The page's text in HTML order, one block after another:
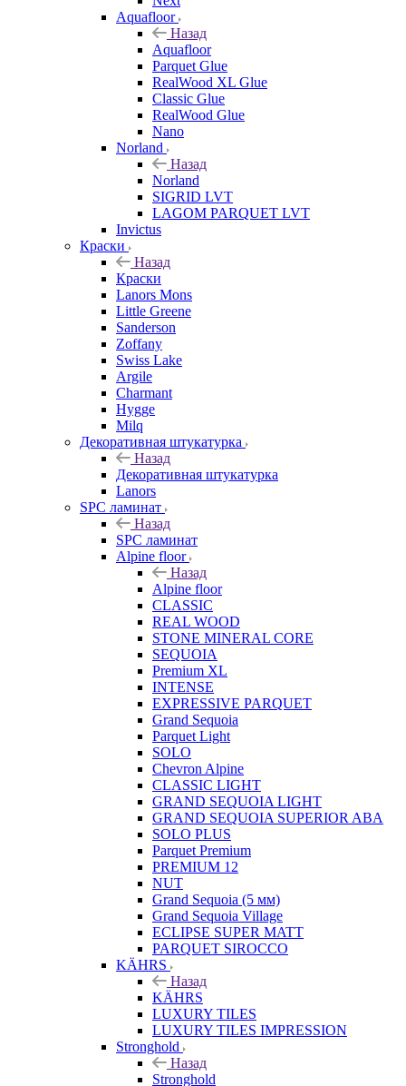
Aquafloor
Назад
Aquafloor
Parquet Glue
RealWood XL Glue
Classic Glue
RealWood Glue
Nano
Norland
Назад
Norland
SIGRID LVT
LAGOM PARQUET LVT
Invictus
Краски
Назад
Краски
Lanors Mons
Little Greene
Sanderson
Zoffany
Swiss Lake
Argile
Charmant
Hygge
Milq
Декоративная штукатурка
Назад
Декоративная штукатурка
Lanors
SPC ламинат
Назад
SPC ламинат
Alpine floor
Назад
Alpine floor
CLASSIC
REAL WOOD
STONE MINERAL CORE
SEQUOIA
Premium XL
INTENSE
EXPRESSIVE PARQUET
Grand Sequoia
Parquet Light
SOLO
Chevron Alpine
CLASSIC LIGHT
GRAND SEQUOIA LIGHT
GRAND SEQUOIA SUPERIOR ABA
SOLO PLUS
Parquet Premium
PREMIUM 12
NUT
Grand Sequoia (5 мм)
Grand Sequoia Village
ECLIPSE SUPER MATT
PARQUET SIROCCO
KÄHRS
Назад
KÄHRS
LUXURY TILES
LUXURY TILES IMPRESSION
Stronghold
Назад
Stronghold